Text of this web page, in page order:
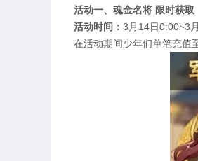
活动一、魂金名将 限时获取
活动时间： 3 月 14日0:00~3 月
在活动期间少年们单笔充值